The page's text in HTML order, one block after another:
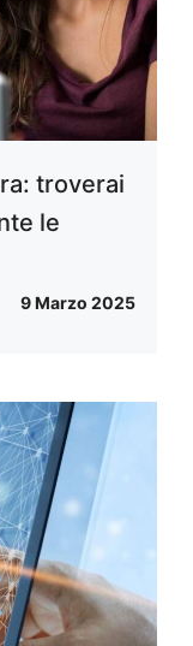
troverai
le
9 Marzo 2025